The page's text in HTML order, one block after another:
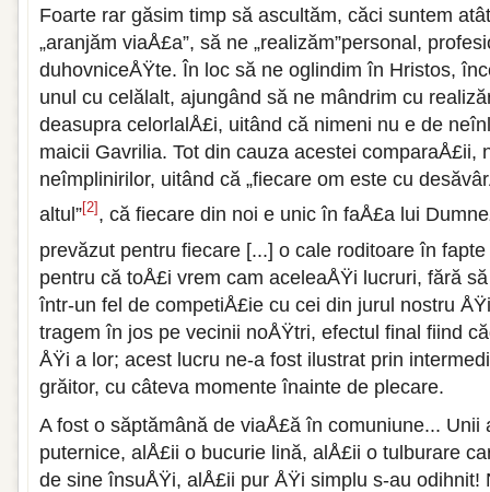
Foarte rar găsim timp să ascultăm, căci suntem
„aranjăm viaÅ£a”, să ne „realizăm”personal,
duhovniceÅŸte. În loc să ne oglindim în Hristos,
unul cu celălalt, ajungând să ne mândrim cu
deasupra celorlalÅ£i, uitând că nimeni nu e de
maicii Gavrilia. Tot din cauza acestei comparaÅ£ii,
neîmplinirilor, uitând că „fiecare om este cu
altul”[2] , că fiecare din noi e unic în faÅ£a lui
prevăzut pentru fiecare [...] o cale roditoare în fapte
pentru că toÅ£i vrem cam aceleaÅŸi lucruri, fără
într-un fel de competiÅ£ie cu cei din jurul nostru
tragem în jos pe vecinii noÅŸtri, efectul final fiind
ÅŸi a lor; acest lucru ne-a fost ilustrat prin
grăitor, cu câteva momente înainte de plecare.
A fost o săptămână de viaÅ£ă în comuniune... Unii
puternice, alÅ£ii o bucurie lină, alÅ£ii o tulburare
de sine însuÅŸi, alÅ£ii pur ÅŸi simplu s-au odihnit!